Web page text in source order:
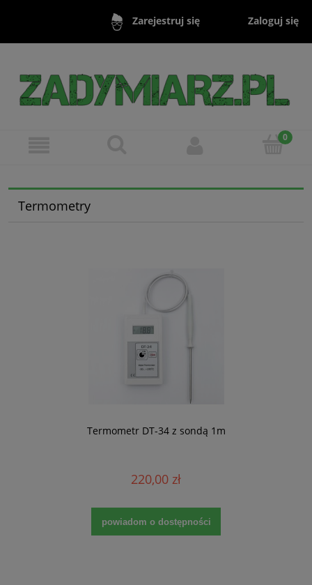
Zarejestruj się Zaloguj się
Termometry
Termometr DT-34 z sondą 1m
220,00 zł
powiadom o dostępności